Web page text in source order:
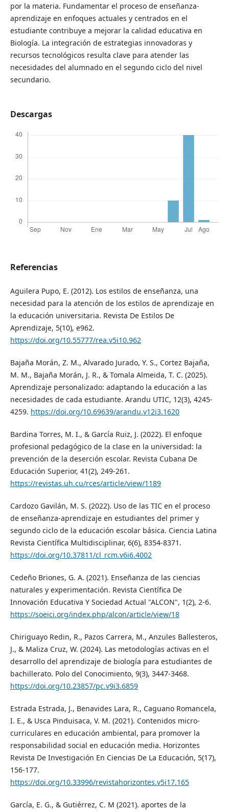
por la materia. Fundamentar el proceso de enseñanza-
aprendizaje en enfoques actuales y centrados en el
estudiante contribuye a mejorar la calidad educativa en
Biología. La integración de estrategias innovadoras y
recursos tecnológicos resulta clave para atender las
necesidades del alumnado en el segundo ciclo del nivel
secundario.
Descargas
Referencias
Aguilera Pupo, E. (2012). Los estilos de enseñanza, una
necesidad para la atención de los estilos de aprendizaje en
la educación universitaria. Revista De Estilos De
Aprendizaje, 5(10), e962.
https://doi.org/10.55777/rea.v5i10.962
Bajaña Morán, Z. M., Alvarado Jurado, Y. S., Cortez Bajaña,
M. M., Bajaña Morán, J. R., & Tomala Almeida, T. C. (2025).
Aprendizaje personalizado: adaptando la educación a las
necesidades de cada estudiante. Arandu UTIC, 12(3), 4245-
4259. https://doi.org/10.69639/arandu.v12i3.1620
Bardina Torres, M. I., & García Ruiz, J. (2022). El enfoque
profesional pedagógico de la clase en la universidad: la
prevención de la deserción escolar. Revista Cubana De
Educación Superior, 41(2), 249-261.
https://revistas.uh.cu/rces/article/view/1189
Cardozo Gavilán, M. S. (2022). Uso de las TIC en el proceso
de enseñanza-aprendizaje en estudiantes del primer y
segundo ciclo de la educación escolar básica. Ciencia Latina
Revista Científica Multidisciplinar, 6(6), 8354-8371.
https://doi.org/10.37811/cl_rcm.v6i6.4002
Cedeño Briones, G. A. (2021). Enseñanza de las ciencias
naturales y experimentación. Revista Científica De
Innovación Educativa Y Sociedad Actual "ALCON", 1(2), 2-6.
https://soeici.org/index.php/alcon/article/view/18
Chiriguayo Redin, R., Pazos Carrera, M., Anzules Ballesteros,
J., & Maliza Cruz, W. (2024). Las metodologías activas en el
desarrollo del aprendizaje de biología para estudiantes de
bachillerato. Polo del Conocimiento, 9(3), 3447-3468.
https://doi.org/10.23857/pc.v9i3.6859
Estrada Estrada, J., Benavides Lara, R., Caguano Romancela,
I. E., & Usca Pinduisaca, V. M. (2021). Contenidos micro-
curriculares en educación ambiental, para promover la
responsabilidad social en educación media. Horizontes
Revista De Investigación En Ciencias De La Educación, 5(17),
156-177.
https://doi.org/10.33996/revistahorizontes.v5i17.165
García, E. G., & Gutiérrez, C. M (2021). aportes de la